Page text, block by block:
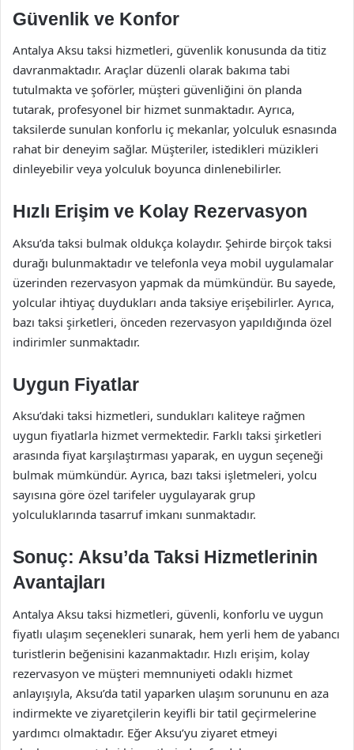
Güvenlik ve Konfor
Antalya Aksu taksi hizmetleri, güvenlik konusunda da titiz
davranmaktadır. Araçlar düzenli olarak bakıma tabi
tutulmakta ve şoförler, müşteri güvenliğini ön planda
tutarak, profesyonel bir hizmet sunmaktadır. Ayrıca,
taksilerde sunulan konforlu iç mekanlar, yolculuk esnasında
rahat bir deneyim sağlar. Müşteriler, istedikleri müzikleri
dinleyebilir veya yolculuk boyunca dinlenebilirler.
Hızlı Erişim ve Kolay Rezervasyon
Aksu’da taksi bulmak oldukça kolaydır. Şehirde birçok taksi
durağı bulunmaktadır ve telefonla veya mobil uygulamalar
üzerinden rezervasyon yapmak da mümkündür. Bu sayede,
yolcular ihtiyaç duydukları anda taksiye erişebilirler. Ayrıca,
bazı taksi şirketleri, önceden rezervasyon yapıldığında özel
indirimler sunmaktadır.
Uygun Fiyatlar
Aksu’daki taksi hizmetleri, sundukları kaliteye rağmen
uygun fiyatlarla hizmet vermektedir. Farklı taksi şirketleri
arasında fiyat karşılaştırması yaparak, en uygun seçeneği
bulmak mümkündür. Ayrıca, bazı taksi işletmeleri, yolcu
sayısına göre özel tarifeler uygulayarak grup
yolculuklarında tasarruf imkanı sunmaktadır.
Sonuç: Aksu’da Taksi Hizmetlerinin
Avantajları
Antalya Aksu taksi hizmetleri, güvenli, konforlu ve uygun
fiyatlı ulaşım seçenekleri sunarak, hem yerli hem de yabancı
turistlerin beğenisini kazanmaktadır. Hızlı erişim, kolay
rezervasyon ve müşteri memnuniyeti odaklı hizmet
anlayışıyla, Aksu’da tatil yaparken ulaşım sorununu en aza
indirmekte ve ziyaretçilerin keyifli bir tatil geçirmelerine
yardımcı olmaktadır. Eğer Aksu’yu ziyaret etmeyi